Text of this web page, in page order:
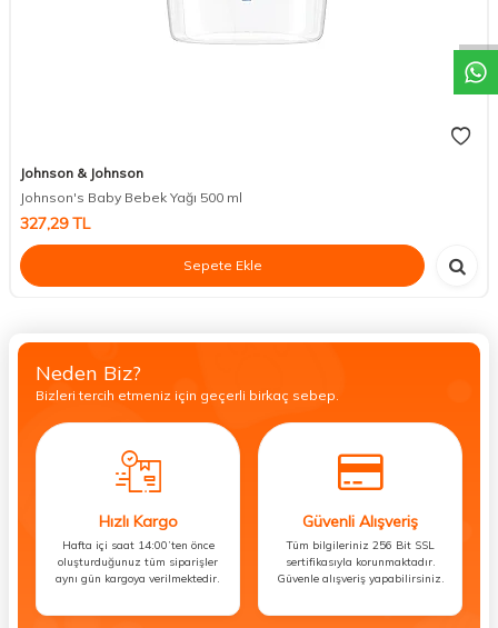
Johnson & Johnson
Johnson's Baby Bebek Yağı 500 ml
327,29TL
Sepete Ekle
Neden Biz?
Bizleri tercih etmeniz için geçerli birkaç sebep.
Hızlı Kargo
Hafta içi saat 14:00’ten önce
oluşturduğunuz tüm siparişler
aynı gün kargoya verilmektedir.
Güvenli Alışveriş
Tüm bilgileriniz 256 Bit SSL
sertifikasıyla korunmaktadır.
Güvenle alışveriş yapabilirsiniz.